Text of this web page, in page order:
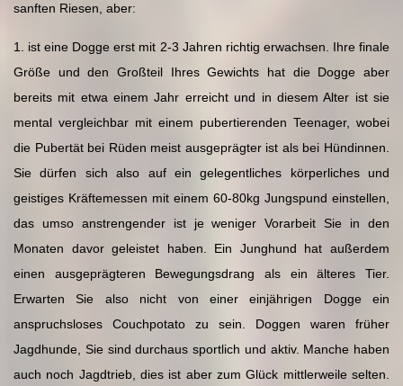
sanften Riesen, aber:
1. ist eine Dogge erst mit 2-3 Jahren richtig erwachsen. Ihre finale
Größe und den Großteil Ihres Gewichts hat die Dogge aber
bereits mit etwa einem Jahr erreicht und in diesem Alter ist sie
mental vergleichbar mit einem pubertierenden Teenager, wobei
die Pubertät bei Rüden meist ausgeprägter ist als bei Hündinnen.
Sie dürfen sich also auf ein gelegentliches körperliches und
geistiges Kräftemessen mit einem 60-80kg Jungspund einstellen,
das umso anstrengender ist je weniger Vorarbeit Sie in den
Monaten davor geleistet haben. Ein Junghund hat außerdem
einen ausgeprägteren Bewegungsdrang als ein älteres Tier.
Erwarten Sie also nicht von einer einjährigen Dogge ein
anspruchsloses Couchpotato zu sein. Doggen waren früher
Jagdhunde, Sie sind durchaus sportlich und aktiv. Manche haben
auch noch Jagdtrieb, dies ist aber zum Glück mittlerweile selten.